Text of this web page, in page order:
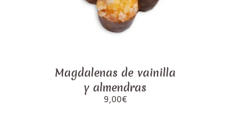
Magdalenas de vainilla
y almendras
9,00€